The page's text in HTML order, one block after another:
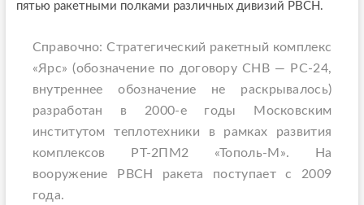
пятью ракетными полками различных дивизий РВСН.
Справочно: Стратегический ракетный комплекс
«Ярс» (обозначение по договору СНВ — РС-24,
внутреннее обозначение не раскрывалось)
разработан в 2000-е годы Московским
институтом теплотехники в рамках развития
комплексов РТ-2ПМ2 «Тополь-М». На
вооружение РВСН ракета поступает с 2009
года.